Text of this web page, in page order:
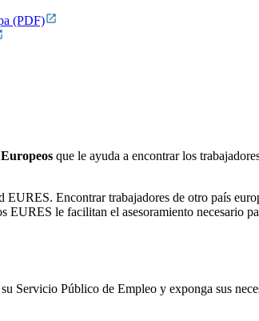
(PDF)
que le ayuda a encontrar los
EURES. Encontrar trabajadores de otro país
EURES le facilitan el asesoramiento necesario
Servicio Público de Empleo y exponga sus